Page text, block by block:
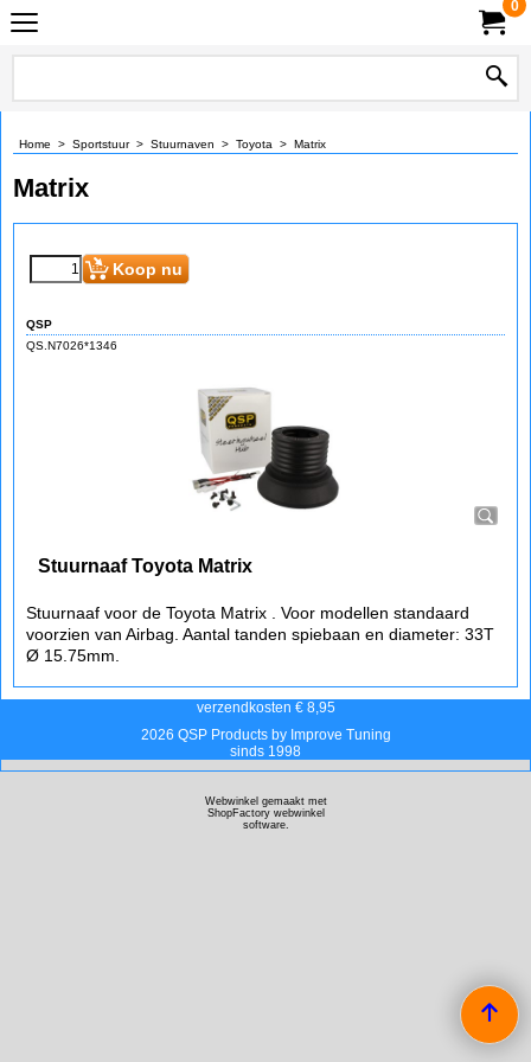
0
Home > Sportstuur> Stuurnaven > Toyota > Matrix
Matrix
Koop nu
QSP
QS.N7026*1346
Stuurnaaf Toyota Matrix
Stuurnaaf voor de Toyota Matrix . Voor modellen standaard
voorzien van Airbag. Aantal tanden spiebaan en diameter: 33T
Ø 15.75mm.
verzendkosten € 8,95
2026 QSP Products by Improve Tuning
sinds 1998
Webwinkel gemaakt met
ShopFactory webwinkel
software.